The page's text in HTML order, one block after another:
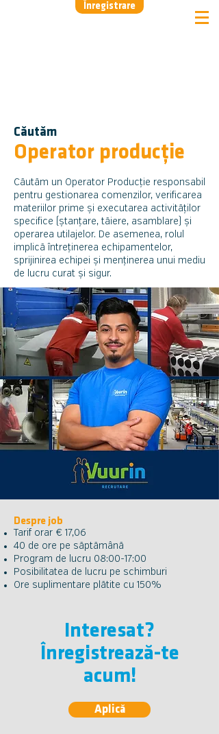
Înregistrare
Căutăm
Operator producție
Căutăm un Operator Producție responsabil
pentru gestionarea comenzilor, verificarea
materiilor prime și executarea activităților
specifice (ștanțare, tăiere, asamblare) și
operarea utilajelor. De asemenea, rolul
implică întreținerea echipamentelor,
sprijinirea echipei și menținerea unui mediu
de lucru curat și sigur.
Despre job
Tarif orar € 17,06
40 de ore pe săptămână
Program de lucru 08:00-17:00
Posibilitatea de lucru pe schimburi
Ore suplimentare plătite cu 150%
Interesat?
Înregistrează-te
acum!
Aplică